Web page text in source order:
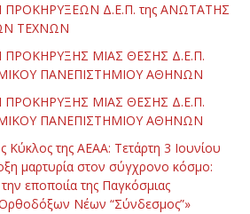
Δ.Ε.Π. της ΑΝΩΤΑΤΗΣ
ΤΕΧΝΩΝ
ΜΙΑΣ ΘΕΣΗΣ Δ.Ε.Π.
ΠΑΝΕΠΙΣΤΗΜΙΟΥ ΑΘΗΝΩΝ
ΜΙΑΣ ΘΕΣΗΣ Δ.Ε.Π.
ΠΑΝΕΠΙΣΤΗΜΙΟΥ ΑΘΗΝΩΝ
Κύκλος της ΑΕΑΑ: Τετάρτη 3 Ιουνίου
μαρτυρία στον σύγχρονο κόσμο:
εποποιία της Παγκόσμιας
Νέων “Σύνδεσμος”»